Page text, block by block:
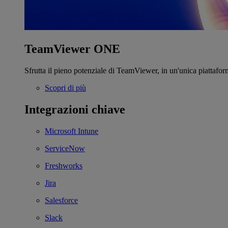
TeamViewer ONE
Sfrutta il pieno potenziale di TeamViewer, in un'unica
Scopri di più
Integrazioni chiave
Microsoft Intune
ServiceNow
Freshworks
Jira
Salesforce
Slack